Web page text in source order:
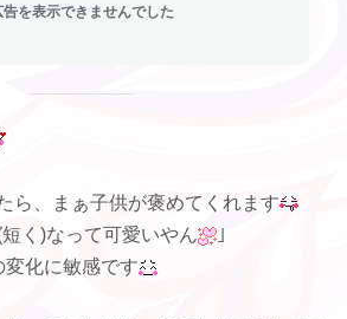
告を表示できませんでした
ら、まぁ子供が褒めてくれます
く)なって可愛いやん
｣
化に敏感です